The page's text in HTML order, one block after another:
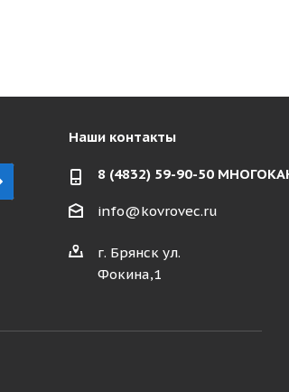
Наши контакты
8 (4832) 59-90-50
info@kovrovec.ru
г. Брянск ул.
Фокина,1